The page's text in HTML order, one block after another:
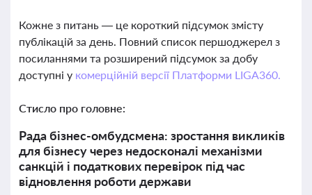
Кожне з питань — це короткий підсумок змісту
публікацій за день. Повний список першоджерел з
посиланнями та розширений підсумок за добу
доступні у комерційній версії Платформи LIGA360.
Стисло про головне:
Рада бізнес-омбудсмена: зростання викликів
для бізнесу через недосконалі механізми
санкцій і податкових перевірок під час
відновлення роботи держави